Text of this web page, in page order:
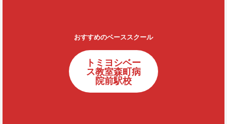
おすすめのベーススクール
トミヨシベー
ス教室森町病
院前駅校